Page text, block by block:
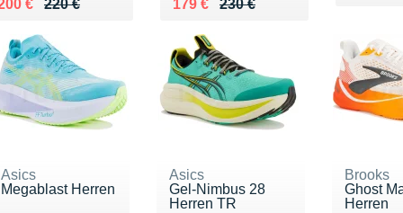
220 €
lieu de 220 €
€ 200 € 230 €
Au lieu de 230 €
179 €
Vendu 179 €
Asics
Megablast Herren
Asics
Gel-Nimbus 28
Herren TR
Brooks
Ghost
Herren